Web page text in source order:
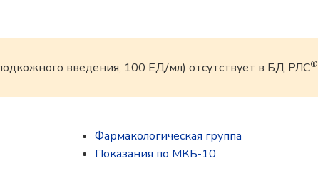
введения, 100 ЕД/мл) отсутствует в БД РЛС®
Фармакологическая группа
Показания по МКБ-10